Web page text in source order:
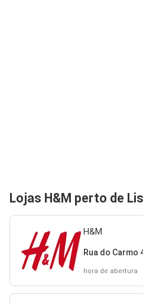
Lojas H&M perto de
H&M
Rua do Carmo
hora de abertura